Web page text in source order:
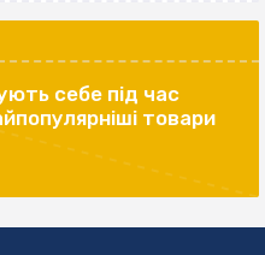
себе під час
товари